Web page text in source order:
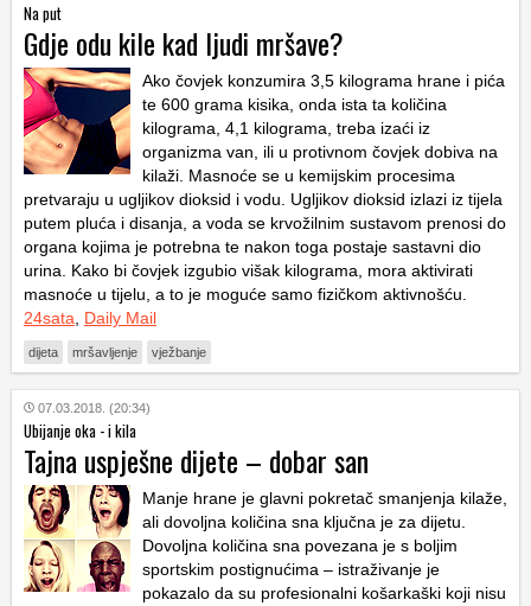
Na put
Gdje odu kile kad ljudi mršave?
Ako čovjek konzumira 3,5 kilograma hrane i pića
te 600 grama kisika, onda ista ta količina
kilograma, 4,1 kilograma, treba izaći iz
organizma van, ili u protivnom čovjek dobiva na
kilaži. Masnoće se u kemijskim procesima
pretvaraju u ugljikov dioksid i vodu. Ugljikov dioksid izlazi iz tijela
putem pluća i disanja, a voda se krvožilnim sustavom prenosi do
organa kojima je potrebna te nakon toga postaje sastavni dio
urina. Kako bi čovjek izgubio višak kilograma, mora aktivirati
masnoće u tijelu, a to je moguće samo fizičkom aktivnošću.
24sata, Daily Mail
dijeta mršavljenje vježbanje
07.03.2018. (20:34)
Ubijanje oka - i kila
Tajna uspješne dijete – dobar san
Manje hrane je glavni pokretač smanjenja kilaže,
ali dovoljna količina sna ključna je za dijetu.
Dovoljna količina sna povezana je s boljim
sportskim postignućima – istraživanje je
pokazalo da su profesionalni košarkaški koji nisu